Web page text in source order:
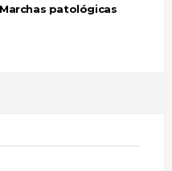
Marchas patológicas